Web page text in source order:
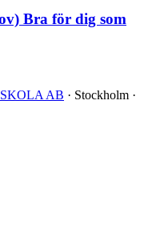
Bra för dig som
AB · Stockholm ·